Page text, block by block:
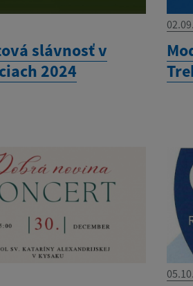
slávnosť v
2024